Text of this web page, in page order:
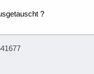
?